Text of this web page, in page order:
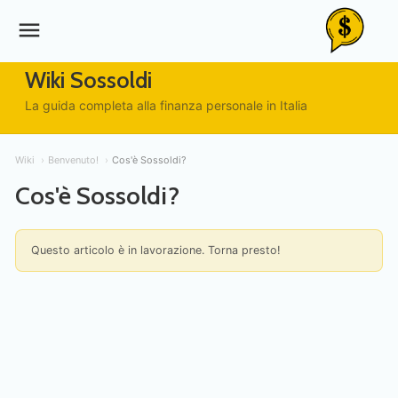
menu
Wiki Sossoldi
La guida completa alla finanza personale in Italia
Wiki Benvenuto! Cos'è Sossoldi?
Cos'è Sossoldi?
Questo articolo è in lavorazione. Torna presto!